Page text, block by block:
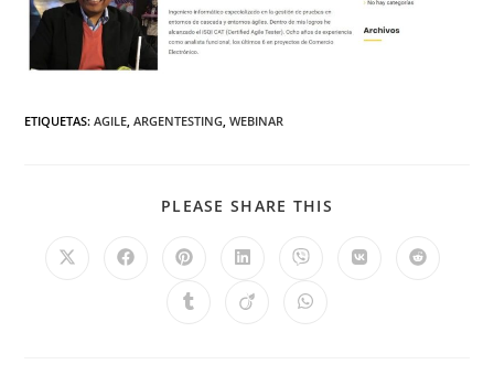
ETIQUETAS:AGILE, ARGENTESTING, WEBINAR
PLEASE SHARE THIS